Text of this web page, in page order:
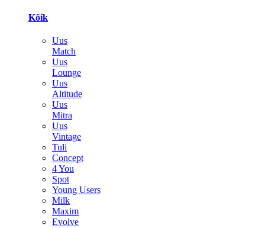
Kõik
Uus
Match
Uus
Lounge
Uus
Altitude
Uus
Mitra
Uus
Vintage
Tuli
Concept
4 You
Spot
Young Users
Milk
Maxim
Evolve